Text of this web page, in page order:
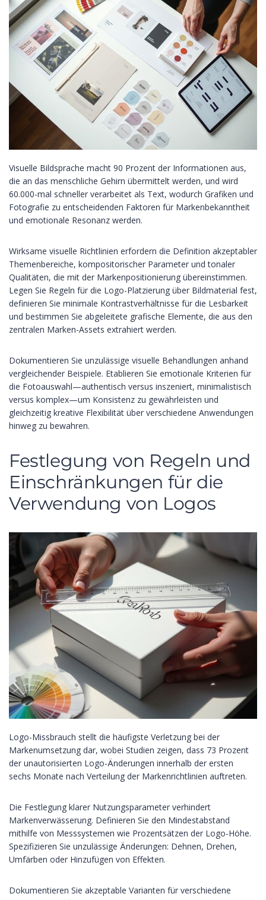
Visuelle Bildsprache macht 90 Prozent der Informationen aus,
die an das menschliche Gehirn übermittelt werden, und wird
60.000-mal schneller verarbeitet als Text, wodurch Grafiken und
Fotografie zu entscheidenden Faktoren für Markenbekanntheit
und emotionale Resonanz werden.
Wirksame visuelle Richtlinien erfordern die Definition akzeptabler
Themenbereiche, kompositorischer Parameter und tonaler
Qualitäten, die mit der Markenpositionierung übereinstimmen.
Legen Sie Regeln für die Logo-Platzierung über Bildmaterial fest,
definieren Sie minimale Kontrastverhältnisse für die Lesbarkeit
und bestimmen Sie abgeleitete grafische Elemente, die aus den
zentralen Marken-Assets extrahiert werden.
Dokumentieren Sie unzulässige visuelle Behandlungen anhand
vergleichender Beispiele. Etablieren Sie emotionale Kriterien für
die Fotoauswahl—authentisch versus inszeniert, minimalistisch
versus komplex—um Konsistenz zu gewährleisten und
gleichzeitig kreative Flexibilität über verschiedene Anwendungen
hinweg zu bewahren.
Festlegung von Regeln und
Einschränkungen für die
Verwendung von Logos
Logo-Missbrauch stellt die häufigste Verletzung bei der
Markenumsetzung dar, wobei Studien zeigen, dass 73 Prozent
der unautorisierten Logo-Änderungen innerhalb der ersten
sechs Monate nach Verteilung der Markenrichtlinien auftreten.
Die Festlegung klarer Nutzungsparameter verhindert
Markenverwässerung. Definieren Sie den Mindestabstand
mithilfe von Messsystemen wie Prozentsätzen der Logo-Höhe.
Spezifizieren Sie unzulässige Änderungen: Dehnen, Drehen,
Umfärben oder Hinzufügen von Effekten.
Dokumentieren Sie akzeptable Varianten für verschiedene